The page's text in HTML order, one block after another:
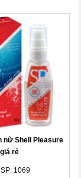
nữ Shell Pleasure
giá rẻ
SP: 1069